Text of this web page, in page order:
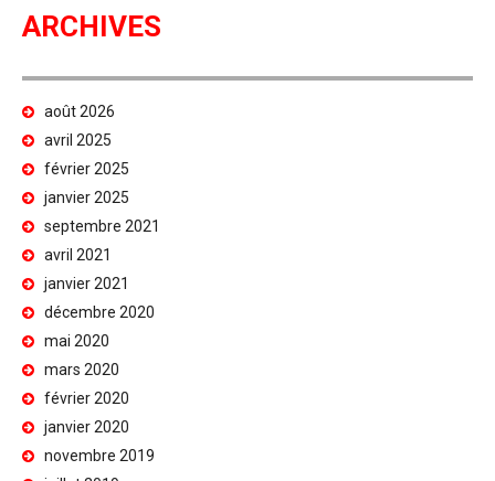
ARCHIVES
août 2026
avril 2025
février 2025
janvier 2025
septembre 2021
avril 2021
janvier 2021
décembre 2020
mai 2020
mars 2020
février 2020
janvier 2020
novembre 2019